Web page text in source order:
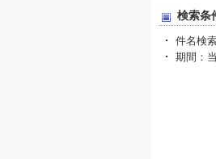
検索条
件名検
期間：